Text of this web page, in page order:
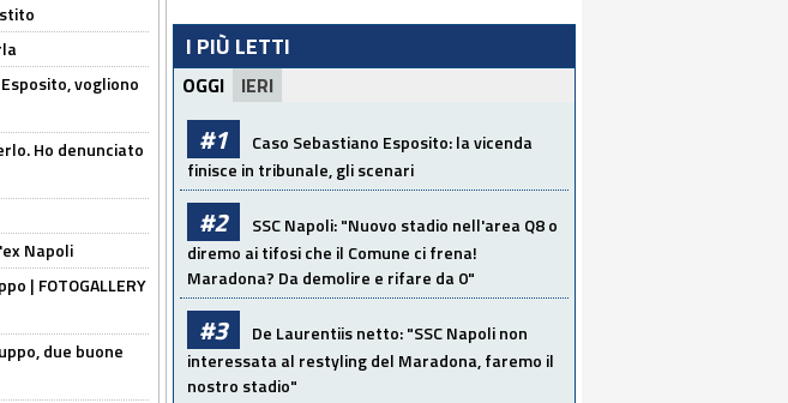
vogliono
Ho denunciato
Napoli
| FOTOGALLERY
due buone
I PIÙ LETTI
OGGI IERI
#1
Caso Sebastiano Esposito: la vicenda
finisce in tribunale, gli scenari
#2
SSC Napoli: "Nuovo stadio nell'area Q8 o
diremo ai tifosi che il Comune ci frena!
Maradona? Da demolire e rifare da 0"
#3
De Laurentiis netto: "SSC Napoli non
interessata al restyling del Maradona, faremo il
nostro stadio"